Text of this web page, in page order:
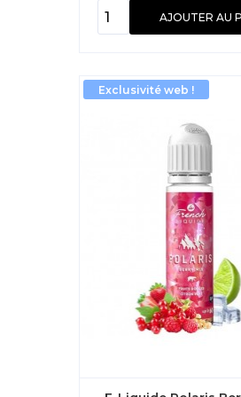
AJOUTER AU
Exclusivité web !